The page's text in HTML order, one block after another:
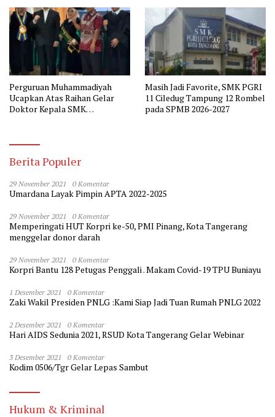
Perguruan Muhammadiyah
Ucapkan Atas Raihan Gelar
Doktor Kepala SMK
Masih Jadi Favorite, SMK PGRI
11 Ciledug Tampung 12 Rombel
pada SPMB 2026-2027
Berita Populer
29 November 2021 0 Komentar
Umardana Layak Pimpin APTA 2022-2025
29 November 2021 0 Komentar
Memperingati HUT Korpri ke-50, PMI Pinang, Kota Tangerang
menggelar donor darah
29 November 2021 0 Komentar
Korpri Bantu 128 Petugas Penggali . Makam Covid-19 TPU Buniayu
1 Desember 2021 0 Komentar
Zaki Wakil Presiden PNLG :Kami Siap Jadi Tuan Rumah PNLG 2022
2 Desember 2021 0 Komentar
Hari AIDS Sedunia 2021, RSUD Kota Tangerang Gelar Webinar
3 Desember 2021 0 Komentar
Kodim 0506/Tgr Gelar Lepas Sambut
Hukum & Kriminal